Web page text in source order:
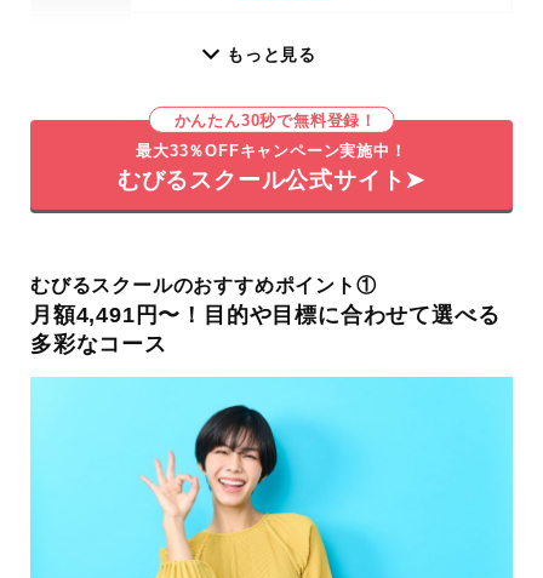
プレミアプロ（Premiere Pro）基礎コー
ス：1か月
追加オプション）：1か月
アフターエフェクト（After Effects）コ
ショート動画コース：2.5か月間
オンライン研修：毎週1回(2時間/回・全1
2回 ※ショート動画講座は全6回)
ビデオ研修：100本以上(受講者は視聴無
制限)
プレミアプロ（Premiere Pro）基礎コー
もっと見る
かんたん30秒で無料登録！
最大33％OFFキャンペーン実施中！
むびるスクール公式サイト➤
むびるスクールのおすすめポイント①
月額4,491円〜！目的や目標に合わせて選べる
多彩なコース